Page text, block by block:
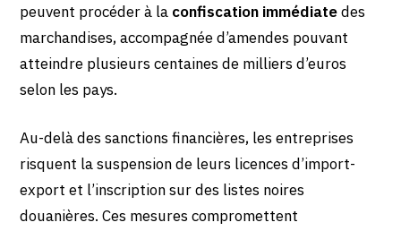
peuvent procéder à la confiscation immédiatedes
marchandises, accompagnée d’amendes pouvant
atteindre plusieurs centaines de milliers d’euros
selon les pays.
Au-delà des sanctions financières, les entreprises
risquent la suspension de leurs licences d’import-
export et l’inscription sur des listes noires
douanières. Ces mesures compromettent